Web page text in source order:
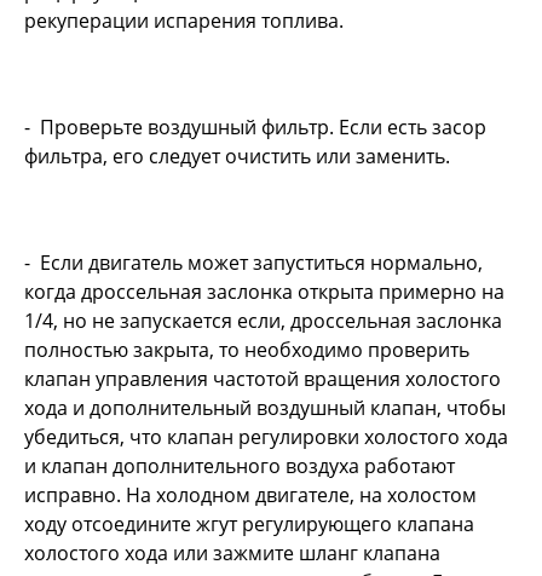
рекуперации испарения топлива.
- Проверьте воздушный фильтр. Если есть засор
фильтра, его следует очистить или заменить.
- Если двигатель может запуститься нормально,
когда дроссельная заслонка открыта примерно на
1/4, но не запускается если, дроссельная заслонка
полностью закрыта, то необходимо проверить
клапан управления частотой вращения холостого
хода и дополнительный воздушный клапан, чтобы
убедиться, что клапан регулировки холостого хода
и клапан дополнительного воздуха работают
исправно. На холодном двигателе, на холостом
ходу отсоедините жгут регулирующего клапана
холостого хода или зажмите шланг клапана